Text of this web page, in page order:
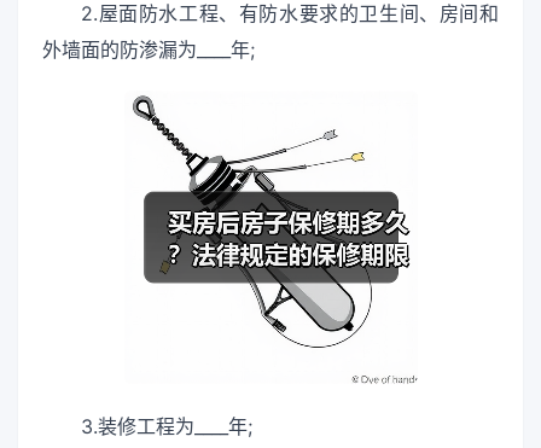
2.屋面防水工程、有防水要求的卫生间、房间和
外墙面的防渗漏为____年;
3.装修工程为____年;